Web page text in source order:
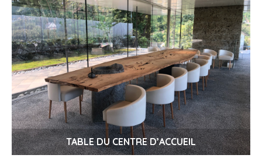
TABLE DU CENTRE D’ACCUEIL